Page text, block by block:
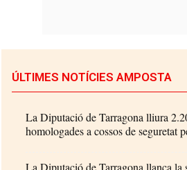
ÚLTIMES NOTÍCIES AMPOSTA
La Diputació de Tarragona lliura
homologades a cossos de seguretat
La Diputació de Tarragona llança la